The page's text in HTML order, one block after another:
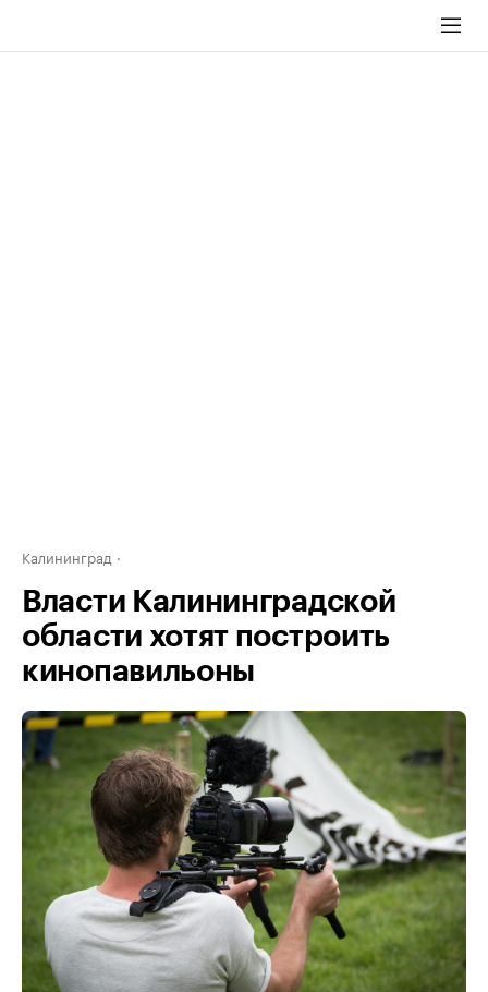
Калининград
Власти Калининградской
области хотят построить
кинопавильоны